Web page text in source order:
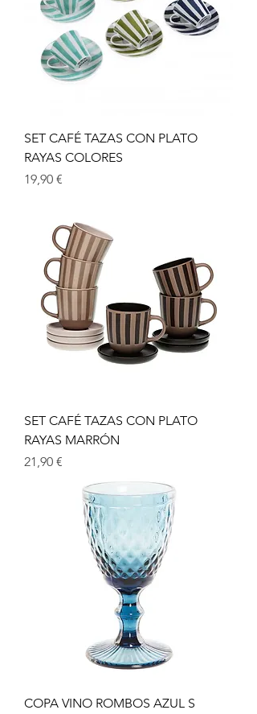
SET CAFÉ TAZAS CON PLATO
RAYAS COLORES
Prix
19,90 €
SET CAFÉ TAZAS CON PLATO
RAYAS MARRÓN
Prix
21,90 €
COPA VINO ROMBOS AZUL S